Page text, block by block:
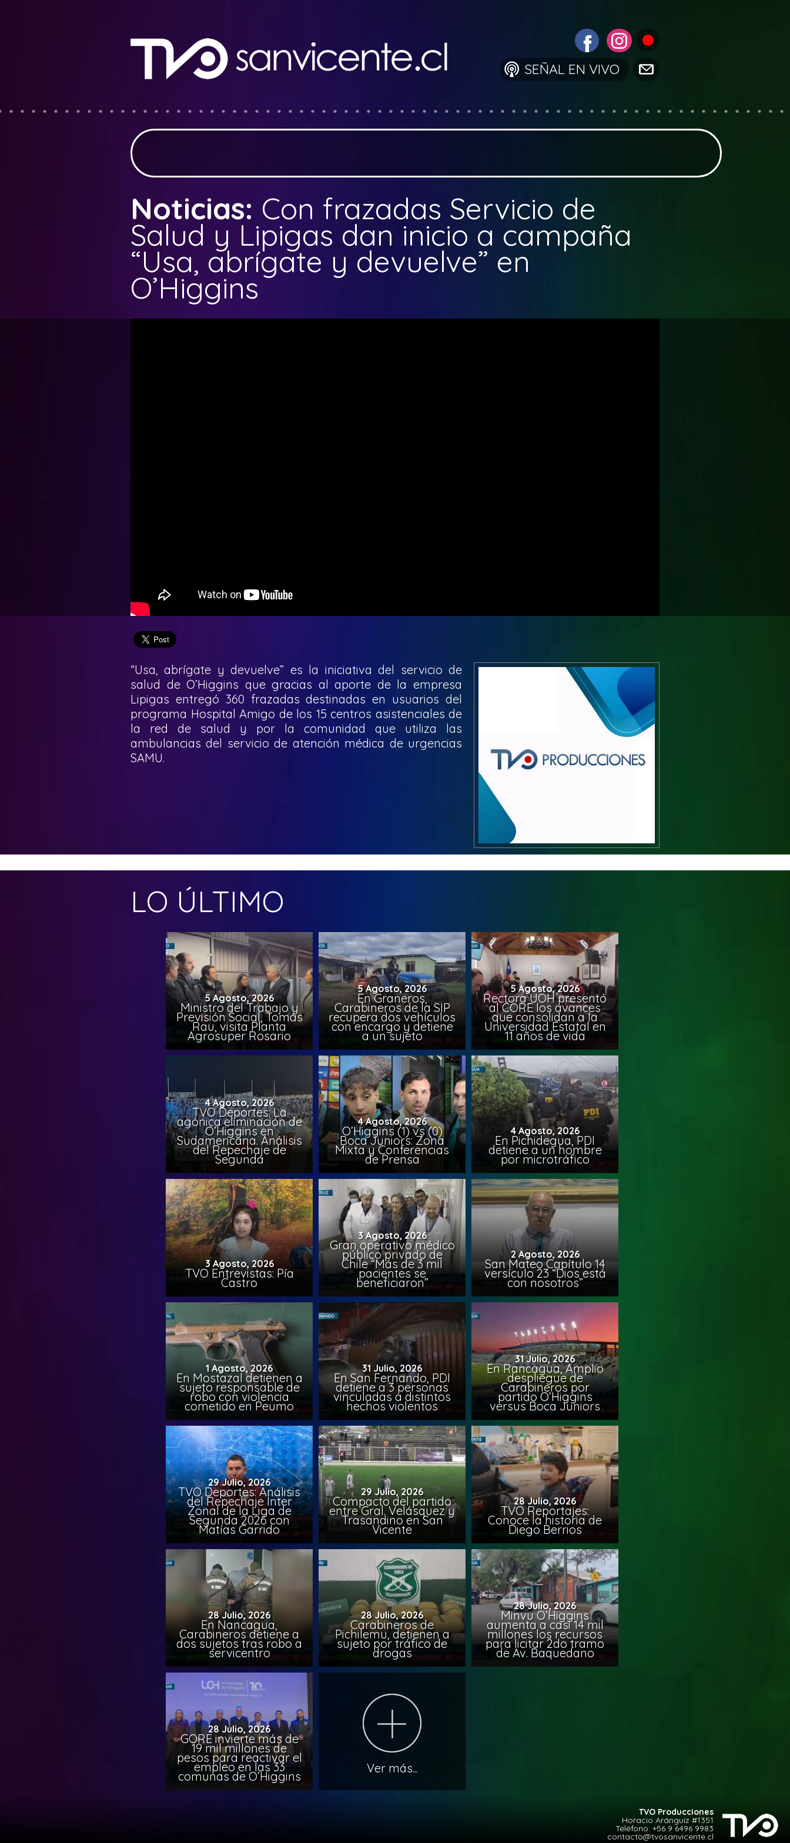
SEÑAL EN VIVO
Noticias: Con frazadas Servicio de
Salud y Lipigas dan inicio a campaña
“Usa, abrígate y devuelve” en
O’Higgins
“Usa, abrígate y devuelve” es la iniciativa del servicio de
salud de O’Higgins que gracias al aporte de la empresa
Lipigas entregó 360 frazadas destinadas en usuarios del
programa Hospital Amigo de los 15 centros asistenciales de
la red de salud y por la comunidad que utiliza las
ambulancias del servicio de atención médica de urgencias
SAMU.
LO ÚLTIMO
5 Agosto, 2026
Ministro del Trabajo y
Previsión Social, Tomás
Rau, visita Planta
Agrosuper Rosario
5 Agosto, 2026
En Graneros,
Carabineros de la SIP
recupera dos vehículos
con encargo y detiene
a un sujeto
5 Agosto, 2026
Rectora UOH presentó
al CORE los avances
que consolidan a la
Universidad Estatal en
11 años de vida
4 Agosto, 2026
TVO Deportes: La
agónica eliminación de
O’Higgins en
Sudamericana. Análisis
del Repechaje de
Segunda
4 Agosto, 2026
O’Higgins (1) vs (0)
Boca Juniors: Zona
Mixta y Conferencias
de Prensa
4 Agosto, 2026
En Pichidegua, PDI
detiene a un hombre
por microtráfico
3 Agosto, 2026
TVO Entrevistas: Pía
Castro
3 Agosto, 2026
Gran operativo médico
público privado de
Chile “Más de 3 mil
pacientes se
beneficiaron”
2 Agosto, 2026
San Mateo Capítulo 14
versículo 23 “Dios está
con nosotros”
1 Agosto, 2026
En Mostazal detienen a
sujeto responsable de
robo con violencia
cometido en Peumo
31 Julio, 2026
En San Fernando, PDI
detiene a 3 personas
vinculadas a distintos
hechos violentos
31 Julio, 2026
En Rancagua, Amplio
despliegue de
Carabineros por
partido O’Higgins
versus Boca Juniors
29 Julio, 2026
TVO Deportes: Análisis
del Repechaje Inter
Zonal de la Liga de
Segunda 2026 con
Matías Garrido
29 Julio, 2026
Compacto del partido
entre Gral. Velásquez y
Trasandino en San
Vicente
28 Julio, 2026
TVO Reportajes:
Conoce la historia de
Diego Berrios
28 Julio, 2026
En Nancagua,
Carabineros detiene a
dos sujetos tras robo a
servicentro
28 Julio, 2026
Carabineros de
Pichilemu, detienen a
sujeto por tráfico de
drogas
28 Julio, 2026
Minvu O’Higgins
aumenta a casi 14 mil
millones los recursos
para licitar 2do tramo
de Av. Baquedano
28 Julio, 2026
GORE invierte más de
19 mil millones de
pesos para reactivar el
empleo en las 33
comunas de O’Higgins
Ver más...
TVO Producciones
Horacio Aránguiz #1351
Teléfono: +56 9 6496 9983
contacto@tvosanvicente.cl